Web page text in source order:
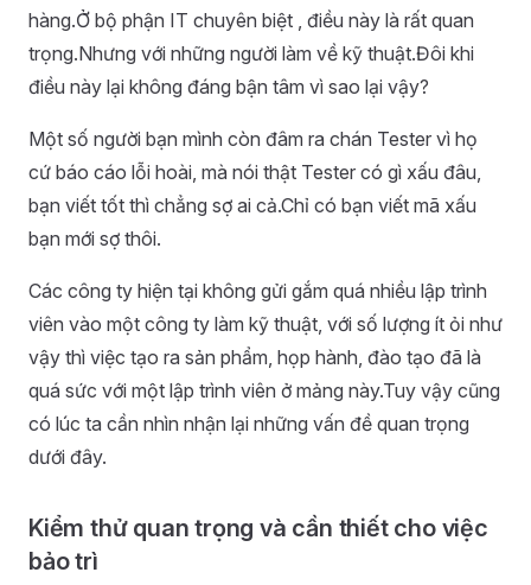
hàng.Ở bộ phận IT chuyên biệt , điều này là rất quan
trọng.Nhưng với những người làm về kỹ thuật.Đôi khi
điều này lại không đáng bận tâm vì sao lại vậy?
Một số người bạn mình còn đâm ra chán Tester vì họ
cứ báo cáo lỗi hoài, mà nói thật Tester có gì xấu đâu,
bạn viết tốt thì chẳng sợ ai cả.Chỉ có bạn viết mã xấu
bạn mới sợ thôi.
Các công ty hiện tại không gửi gắm quá nhiều lập trình
viên vào một công ty làm kỹ thuật, với số lượng ít ỏi như
vậy thì việc tạo ra sản phẩm, họp hành, đào tạo đã là
quá sức với một lập trình viên ở mảng này.Tuy vậy cũng
có lúc ta cần nhìn nhận lại những vấn đề quan trọng
dưới đây.
Kiểm thử quan trọng và cần thiết cho việc
bảo trì